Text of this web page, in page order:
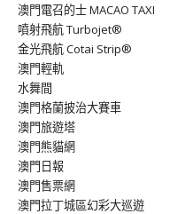
澳門電召的士 MACAO TAXI
噴射飛航 Turbojet®
金光飛航 Cotai Strip®
澳門輕軌
水舞間
澳門格蘭披治大賽車
澳門旅遊塔
澳門熊貓網
澳門日報
澳門售票網
澳門拉丁城區幻彩大巡遊